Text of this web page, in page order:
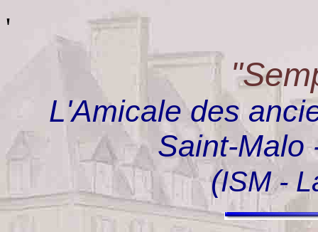
'
L'Amicale des
Saint-Malo
(ISM -